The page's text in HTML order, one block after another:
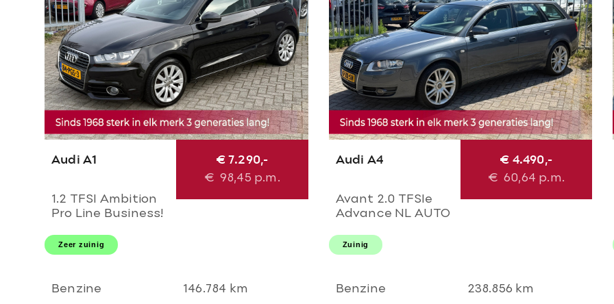
Audi A1
1.2 TFSI Ambition
Pro Line Business!
NAVI l CRUISE l
LEER l AIRCO l
LMV! 1e eigenaar l
€ 7.290,-
€ 98,45 p.m.
Zeer zuinig
Benzine 146.784 km
Audi A4
Avant 2.0 TFSIe
Advance NL AUTO
Uitmuntende
staat! Navi l Airco
Trekhaak l PDC l
€ 4.490,-
€ 60,64 p.m.
Zuinig
Benzine 238.856 km